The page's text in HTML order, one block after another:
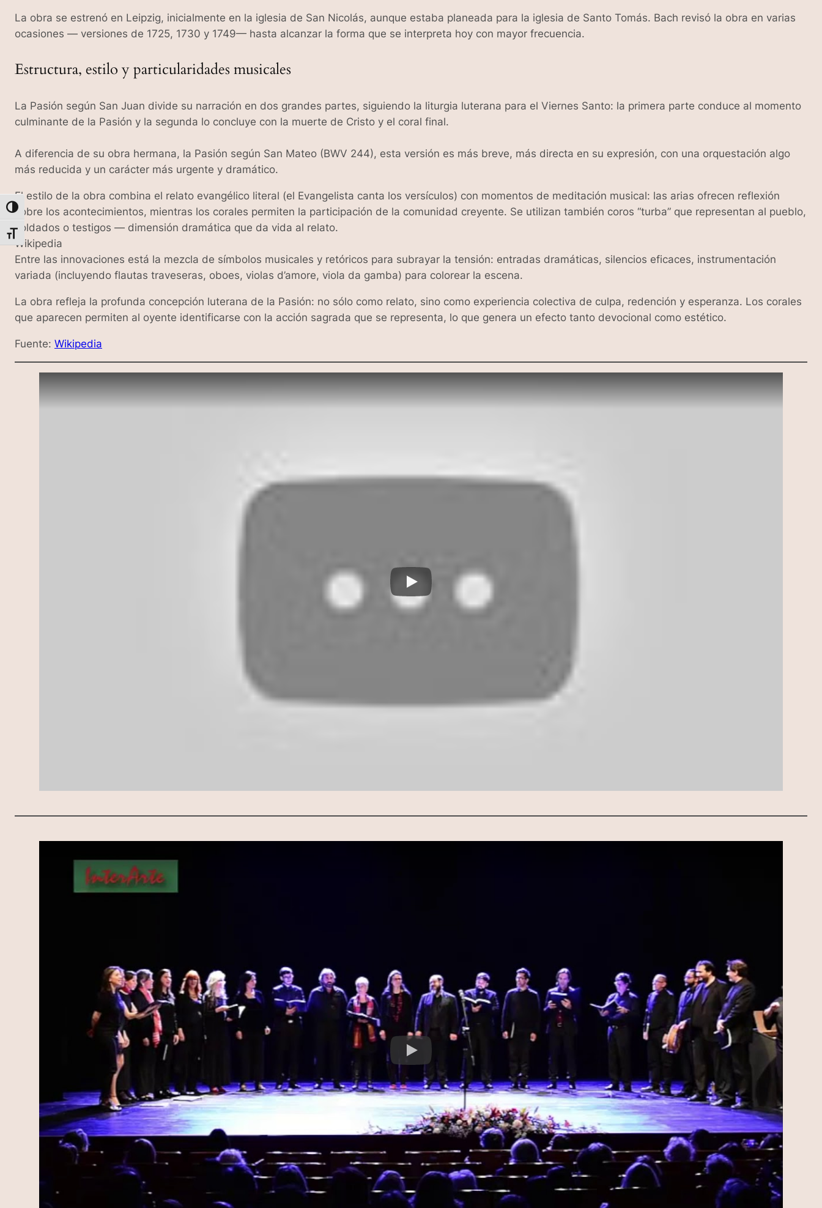
Alternar alto contraste
Alternar tamaño de letra
La obra se estrenó en Leipzig, inicialmente en la iglesia de San Nicolás, aunque estaba planeada para la iglesia de Santo Tomás. Bach revisó la obra en varias
ocasiones — versiones de 1725, 1730 y 1749— hasta alcanzar la forma que se interpreta hoy con mayor frecuencia.
Estructura, estilo y particularidades musicales
La Pasión según San Juan divide su narración en dos grandes partes, siguiendo la liturgia luterana para el Viernes Santo: la primera parte conduce al momento
culminante de la Pasión y la segunda lo concluye con la muerte de Cristo y el coral final.
A diferencia de su obra hermana, la Pasión según San Mateo (BWV 244), esta versión es más breve, más directa en su expresión, con una orquestación algo
más reducida y un carácter más urgente y dramático.
El estilo de la obra combina el relato evangélico literal (el Evangelista canta los versículos) con momentos de meditación musical: las arias ofrecen reflexión
sobre los acontecimientos, mientras los corales permiten la participación de la comunidad creyente. Se utilizan también coros “turba” que representan al pueblo,
soldados o testigos — dimensión dramática que da vida al relato.
Wikipedia
Entre las innovaciones está la mezcla de símbolos musicales y retóricos para subrayar la tensión: entradas dramáticas, silencios eficaces, instrumentación
variada (incluyendo flautas traveseras, oboes, violas d’amore, viola da gamba) para colorear la escena.
La obra refleja la profunda concepción luterana de la Pasión: no sólo como relato, sino como experiencia colectiva de culpa, redención y esperanza. Los corales
que aparecen permiten al oyente identificarse con la acción sagrada que se representa, lo que genera un efecto tanto devocional como estético.
Fuente: Wikipedia